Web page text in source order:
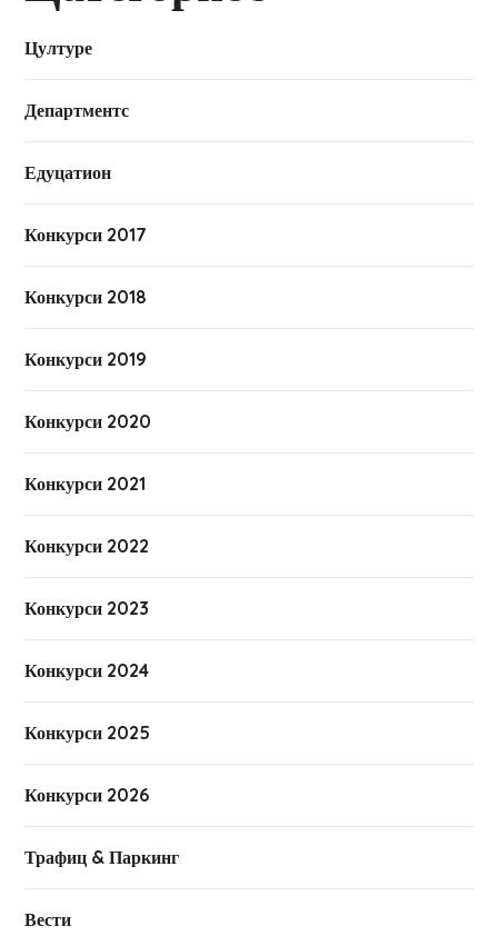
Цултуре
Департментс
Едуцатион
Конкурси 2017
Конкурси 2018
Конкурси 2019
Конкурси 2020
Конкурси 2021
Конкурси 2022
Конкурси 2023
Конкурси 2024
Конкурси 2025
Конкурси 2026
Трафиц & Паркинг
Вести